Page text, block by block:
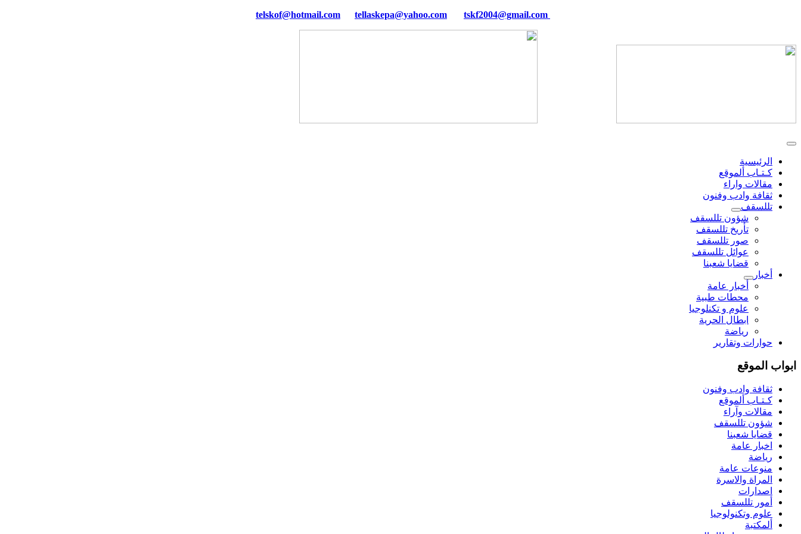
tellaskepa@yahoo.com tskf2004@gmail.com
الرئيسية
كـتـاب ألموقع
مقالات واراء
ثقافة وادب وفنون
تللسقف
شؤون تللسقف
تأريخ تللسقف
صور تللسقف
عوائل تللسقف
قضايا شعبنا
أخبار
أخبار عامة
محطات طبية
علوم و تکنلوجیا
ابطال الحرية
رياضة
حوارات وتقارير
ابواب الموقع
ثقافة وادب وفنون
كـتـاب ألموقع
مقالات وآراء
شؤون تللسقف
قضايا شعبنا
اخبار عامة
رياضة
منوعات عامة
المراة والاسرة
اصدارات
أمور تللسقف
علوم وتكنولوجيا
ألمكتبة